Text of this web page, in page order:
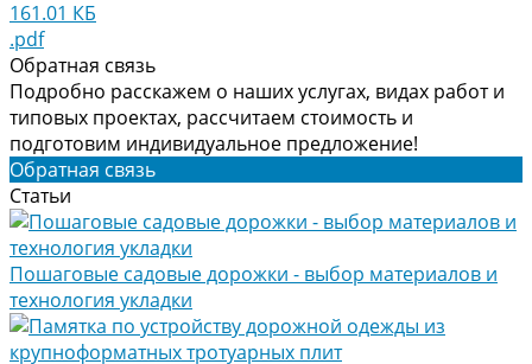
161.01 КБ
.pdf
Обратная связь
Подробно расскажем о наших услугах, видах работ и
типовых проектах, рассчитаем стоимость и
подготовим индивидуальное предложение!
Обратная связь
Статьи
Пошаговые садовые дорожки - выбор материалов и
технология укладки